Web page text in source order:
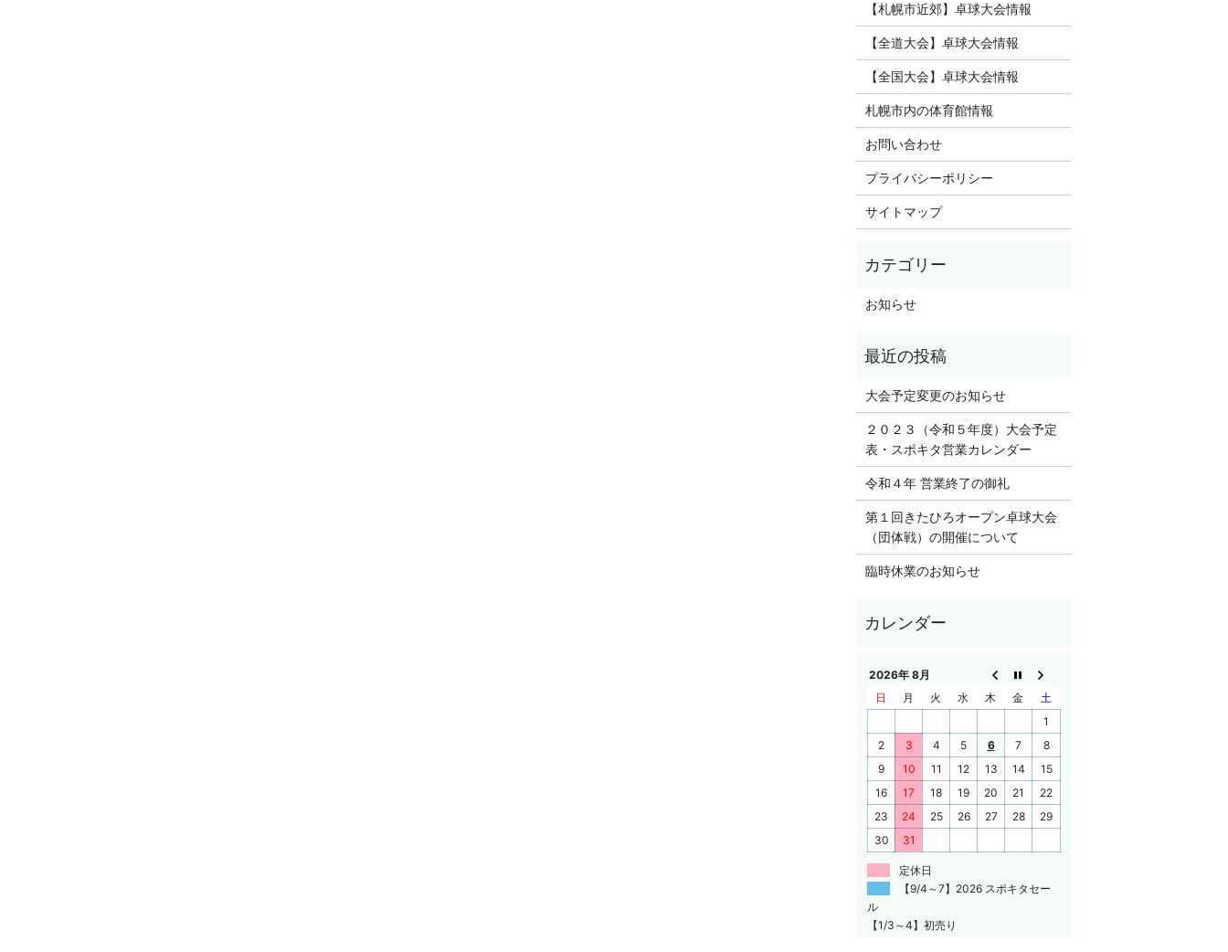
【札幌市近郊】卓球大会情報
【全道大会】卓球大会情報
【全国大会】卓球大会情報
札幌市内の体育館情報
お問い合わせ
プライバシーポリシー
サイトマップ
お知らせ
大会予定変更のお知らせ
２０２３（令和５年度）大会予定
表・スポキタ営業カレンダー
令和４年 営業終了の御礼
第１回きたひろオープン卓球大会
（団体戦）の開催について
臨時休業のお知らせ
2026年 8月
日
月 火 水 木 金
土
1
2
3 4 5 6 7
8
9
10 11 12 13 14
15
16
17 18 19 20 21
22
23
24 25 26 27 28
29
30
31
定休日
【9/4～7】2026 スポキタセー
ル
【1/3～4】初売り